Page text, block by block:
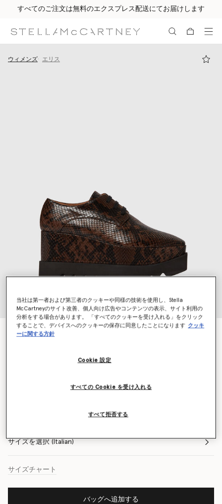
すべてのご注文は無料のエクスプレス配送にてお届けします
ウィメンズ エリス
限定エディション エリス スネーク プラットフォー
サイズを選択 (Italian)
サイズチャート
バッグへ追加する
当社は第一者および第三者のクッキーや同様の技術を使用し、Stella
McCartneyのサイト改善、個人向け広告やコンテンツの表示、サイト利用の
分析をする場合があります。 「すべてのクッキーを受け入れる」をクリック
することで、デバイスへのクッキーの保存に同意したことになります クッキ
ーに関する方針
Cookie 設定
すべて拒否する
すべての Cookie を受け入れる